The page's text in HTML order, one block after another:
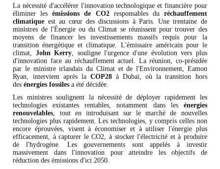
La nécessité d'accélérer l'innovation technologique et financière pour
éliminer lesémissions de CO2responsables du réchauffement
climatique est au cœur des discussions à Paris. Une trentaine de
ministres de l'Énergie ou du Climat se réunissent pour trouver des
moyens de financer les investissements massifs requis pour la
transition énergétique et climatique. L'émissaire américain pour le
climat, John Kerry, souligne l'urgence d'une évolution vers plus
d'innovation face au réchauffement actuel. La réunion, co-présidée
par le ministre irlandais du Climat et de l'Environnement, Eamon
Ryan, intervient après la COP28à Dubaï, où la transition hors
desénergies fossiles a été décidée.
Les ministres soulignent la nécessité de déployer rapidement les
technologies existantes rentables, notamment dans les énergies
renouvelables, tout en introduisant sur le marché de nouvelles
technologies plus rapidement. Les technologies, y compris celles non
encore éprouvées, visent à économiser et à utiliser l'énergie plus
efficacement, à capturer le CO2, à stocker l'électricité et à produire
de l'hydrogène. Les gouvernements sont appelés à investir
massivement dans l'innovation pour atteindre les objectifs de
réduction des émissions d'ici 2050.